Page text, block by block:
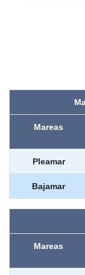
Mareas
Pleamar
Bajamar
Mareas